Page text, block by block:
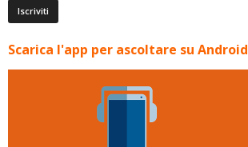
Scarica l'app per ascoltare su Android